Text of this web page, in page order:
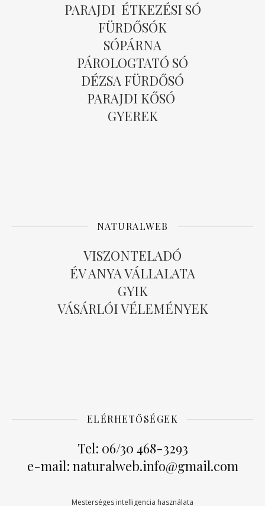
PARAJDI ÉTKEZÉSI SÓ
FÜRDŐSÓK
SÓPÁRNA
PÁROLOGTATÓ SÓ
DÉZSA FÜRDŐSÓ
PARAJDI KŐSÓ
GYEREK
NATURALWEB
VISZONTELADÓ
ÉV ANYA VÁLLALATA
GYIK
VÁSÁRLÓI VÉLEMÉNYEK
ELÉRHETŐSÉGEK
Tel: 06/30 468-3293
e-mail: naturalweb.info@gmail.com
Mesterséges intelligencia használata